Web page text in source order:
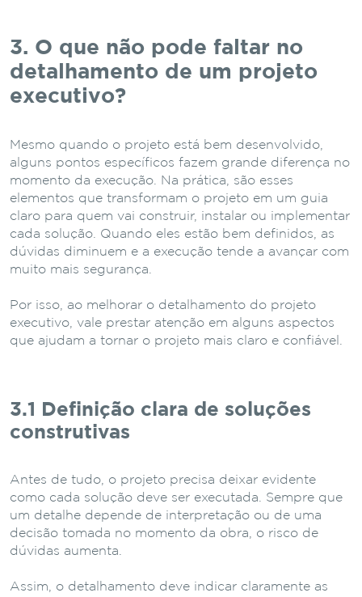
3. O que não pode faltar no
detalhamento de um projeto
executivo?
Mesmo quando o projeto está bem desenvolvido,
alguns pontos específicos fazem grande diferença no
momento da execução. Na prática, são esses
elementos que transformam o projeto em um guia
claro para quem vai construir, instalar ou implementar
cada solução. Quando eles estão bem definidos, as
dúvidas diminuem e a execução tende a avançar com
muito mais segurança.
Por isso, ao melhorar o detalhamento do projeto
executivo, vale prestar atenção em alguns aspectos
que ajudam a tornar o projeto mais claro e confiável.
3.1 Definição clara de soluções
construtivas
Antes de tudo, o projeto precisa deixar evidente
como cada solução deve ser executada. Sempre que
um detalhe depende de interpretação ou de uma
decisão tomada no momento da obra, o risco de
dúvidas aumenta.
Assim, o detalhamento deve indicar claramente as